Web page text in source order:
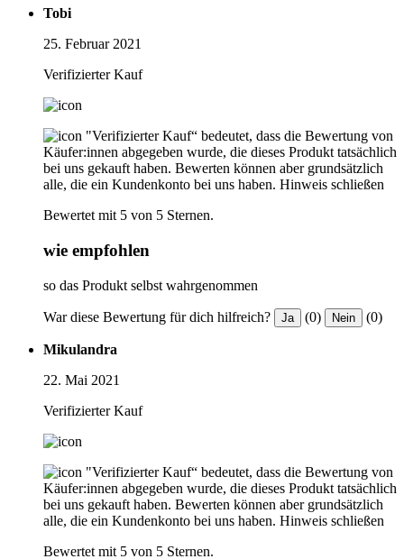
Tobi
25. Februar 2021
Verifizierter Kauf
"Verifizierter Kauf“ bedeutet, dass die Bewertung von
Käufer:innen abgegeben wurde, die dieses Produkt tatsächlich
bei uns gekauft haben. Bewerten können aber grundsätzlich
alle, die ein Kundenkonto bei uns haben. Hinweis schließen
Bewertet mit 5 von 5 Sternen.
wie empfohlen
so das Produkt selbst wahrgenommen
War diese Bewertung für dich hilfreich? Ja (0) Nein (0)
Mikulandra
22. Mai 2021
Verifizierter Kauf
"Verifizierter Kauf“ bedeutet, dass die Bewertung von
Käufer:innen abgegeben wurde, die dieses Produkt tatsächlich
bei uns gekauft haben. Bewerten können aber grundsätzlich
alle, die ein Kundenkonto bei uns haben. Hinweis schließen
Bewertet mit 5 von 5 Sternen.